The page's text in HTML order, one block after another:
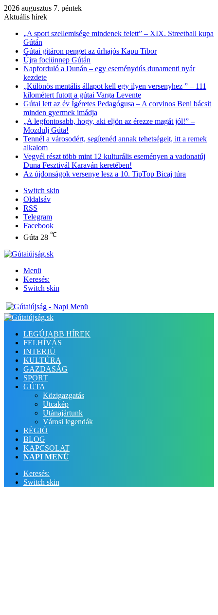
2026 augusztus 7. péntek
Aktuális hírek
„A sport szellemisége mindenek felett” – XIX. Streetball kupa
Gútán
Gútai gitáron penget az űrhajós Kapu Tibor
Újra fociünnep Gútán
Napforduló a Dunán – egy eseménydús dunamenti nyár
kezdete
„Különös mentális állapot kell egy ilyen versenyhez ” – 111
kilométert futott a gútai Varga Levente
Gútai lett az év Ígéretes Pedagógusa – A corvinos Beni bácsit
minden gyermek imádja
„A legfontosabb, hogy, aki eljön az érezze magát jól!” –
Mozdulj Gúta!
Tennél a városodért, segítenéd annak tehetségeit, itt a remek
alkalom
Vegyél részt több mint 12 kulturális eseményen a vadonatúj
Duna Fesztivál Karaván keretében!
Az újdonságok versenye lesz a 10. TipTop Bicaj túra
Switch skin
Oldalsáv
RSS
Telegram
Facebook
Gúta 28 ℃
Menü
Keresés:
Switch skin
LEGÚJABB HÍREK
FELHÍVÁS
INTERJÚ
KULTÚRA
GAZDASÁG
SPORT
GÚTA
Közigazgatás
Utcakép
Utánajártunk
Városi legendák
RÉGIÓ
BLOG
KAPCSOLAT
NAPI MENÜ
Keresés:
Switch skin